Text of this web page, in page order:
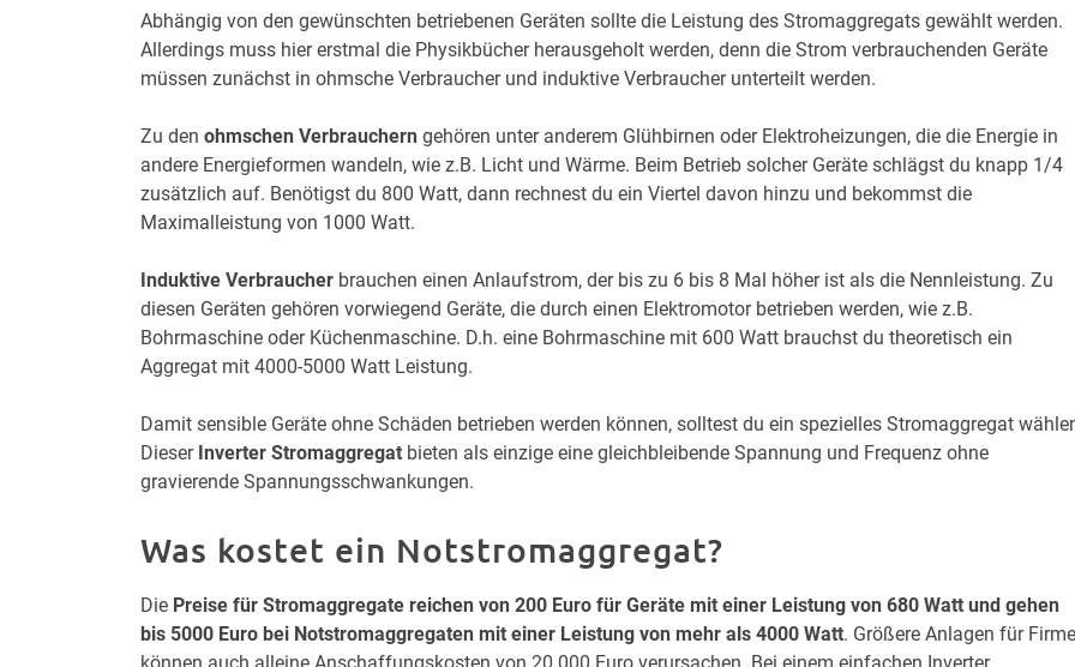
Abhängig von den gewünschten betriebenen Geräten sollte die Leistung des Stromaggregats gewählt werden.
Allerdings muss hier erstmal die Physikbücher herausgeholt werden, denn die Strom verbrauchenden Geräte
müssen zunächst in ohmsche Verbraucher und induktive Verbraucher unterteilt werden.
Zu den ohmschen Verbrauchern gehören unter anderem Glühbirnen oder Elektroheizungen, die die Energie in
andere Energieformen wandeln, wie z.B. Licht und Wärme. Beim Betrieb solcher Geräte schlägst du knapp 1/4
zusätzlich auf. Benötigst du 800 Watt, dann rechnest du ein Viertel davon hinzu und bekommst die
Maximalleistung von 1000 Watt.
Induktive Verbraucher brauchen einen Anlaufstrom, der bis zu 6 bis 8 Mal höher ist als die Nennleistung. Zu
diesen Geräten gehören vorwiegend Geräte, die durch einen Elektromotor betrieben werden, wie z.B.
Bohrmaschine oder Küchenmaschine. D.h. eine Bohrmaschine mit 600 Watt brauchst du theoretisch ein
Aggregat mit 4000-5000 Watt Leistung.
Damit sensible Geräte ohne Schäden betrieben werden können, solltest du ein spezielles Stromaggregat
Dieser Inverter Stromaggregat bieten als einzige eine gleichbleibende Spannung und Frequenz ohne
gravierende Spannungsschwankungen.
Was kostet ein Notstromaggregat?
Die Preise für Stromaggregate reichen von 200 Euro für Geräte mit einer Leistung von 680 Watt und gehen
bis 5000 Euro bei Notstromaggregaten mit einer Leistung von mehr als 4000 Watt. Größere Anlagen für